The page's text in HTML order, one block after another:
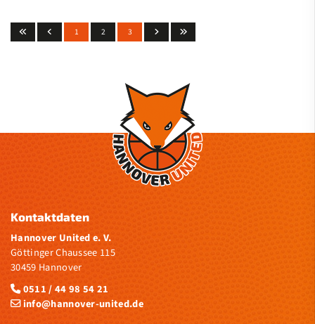
1 2 3
Kontaktdaten
Hannover United e. V.
Göttinger Chaussee 115
30459 Hannover
0511 / 44 98 54 21
info@hannover-united.de